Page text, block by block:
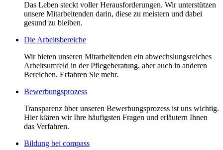
Das Leben steckt voller Herausforderungen. Wir unterstützen
unsere Mitarbeitenden darin, diese zu meistern und dabei
gesund zu bleiben.
Die Arbeitsbereiche
Wir bieten unseren Mitarbeitenden ein abwechslungsreiches
Arbeitsumfeld in der Pflegeberatung, aber auch in anderen
Bereichen. Erfahren Sie mehr.
Bewerbungsprozess
Transparenz über unseren Bewerbungsprozess ist uns wichtig.
Hier klären wir Ihre häufigsten Fragen und erläutern Ihnen
das Verfahren.
Bildung bei compass